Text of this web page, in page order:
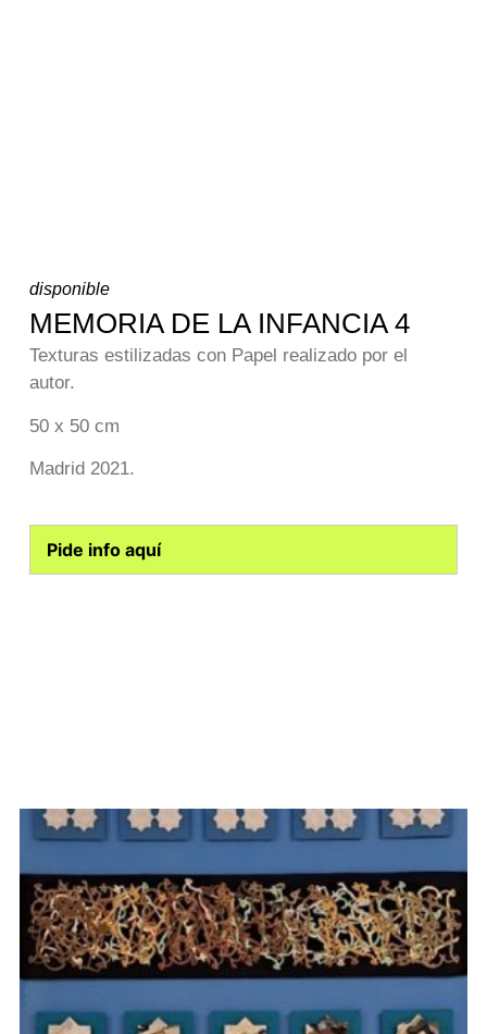
disponible
MEMORIA DE LA INFANCIA 4
Texturas estilizadas con Papel realizado por el
autor.
50 x 50 cm
Madrid 2021.
Pide info aquí